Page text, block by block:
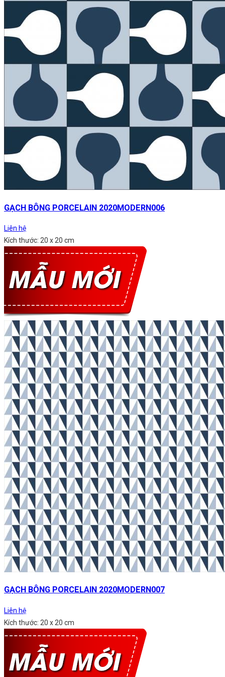
GẠCH BÔNG PORCELAIN 2020MODERN006
Liên hệ
Kích thước: 20 x 20 cm
GẠCH BÔNG PORCELAIN 2020MODERN007
Liên hệ
Kích thước: 20 x 20 cm